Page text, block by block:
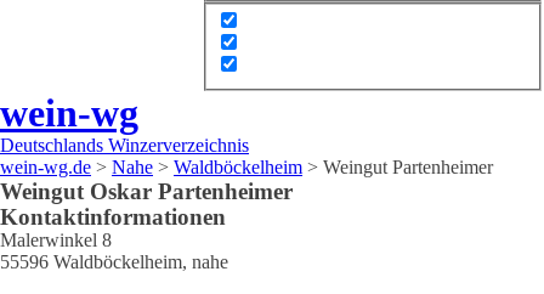
wein-wg
Deutschlands Winzerverzeichnis
wein-wg.de > Nahe > Waldböckelheim > Weingut Partenheimer
Weingut Oskar Partenheimer
Kontaktinformationen
Malerwinkel 8
55596 Waldböckelheim, nahe